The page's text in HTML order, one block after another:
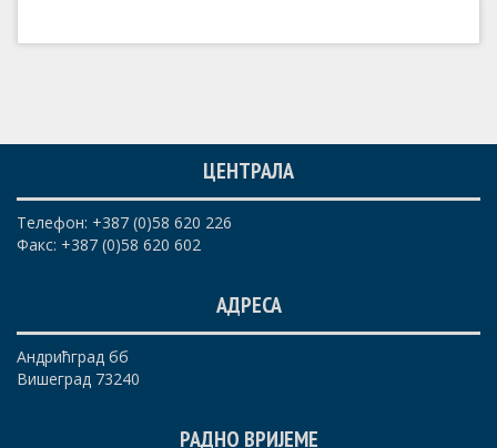
ЦЕНТРАЛА
Телефон: +387 (0)58 620 226
Факс: +387 (0)58 620 602
АДРЕСА
Андрићград бб
Вишеград 73240
РАДНО ВРИЈЕМЕ